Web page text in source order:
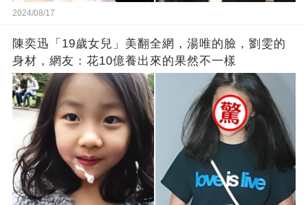
2024/08/17
陳奕迅「19歲女兒」美翻全網，湯唯的臉，劉雯的
身材，網友：花10億養出來的果然不一樣